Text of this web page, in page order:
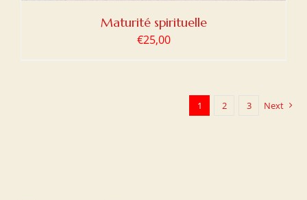
Maturité spirituelle
€25,00
1 2 3 Next